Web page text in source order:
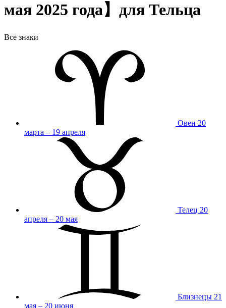
мая 2025 года】для Тельца
Все знаки
Овен 20
марта – 19 апреля
Телец 20
апреля – 20 мая
Близнецы 21
мая – 20 июня